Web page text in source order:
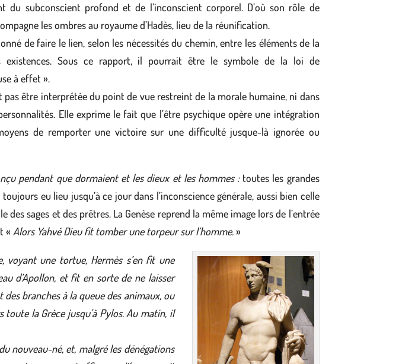
du subconscient profond et de l’inconscient corporel. D’où son rôle de
les ombres au royaume d’Hadès, lieu de la réunification.
de faire le lien, selon les nécessités du chemin, entre les éléments de la
existences. Sous ce rapport, il pourrait être le symbole de la loi de
à effet ».
être interprétée du point de vue restreint de la morale humaine, ni dans
Elle exprime le fait que l’être psychique opère une intégration
de remporter une victoire sur une difficulté jusque-là ignorée ou
pendant que dormaient et les dieux et les hommes :toutes les grandes
eu lieu jusqu’à ce jour dans l’inconscience générale, aussi bien celle
des sages et des prêtres. La Genèse reprend la même image lors de l’entrée
«Alors Yahvé Dieu fit tomber une torpeur sur l’homme.»
voyant une tortue,Hermès s’en fit une
d’Apollon, et fit en sorte de ne laisser
branches à la queue des animaux, ou
la Grèce jusqu’à Pylos. Au matin, il
nouveau-né, et, malgré les dénégations